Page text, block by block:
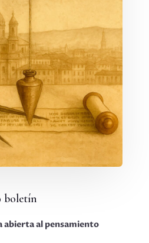
boletín
abierta al pensamiento